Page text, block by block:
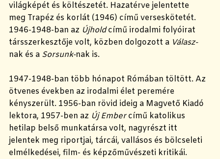
világképét és költészetét. Hazatérve jelentette
meg Trapéz és korlát (1946) című verseskötetét.
1946-1948-ban az Újholdcímű irodalmi folyóirat
társszerkesztője volt, közben dolgozott a Válasz-
nak és a Sorsunk-nak is.
1947-1948-ban több hónapot Rómában töltött. Az
ötvenes években az irodalmi élet peremére
kényszerült. 1956-ban rövid ideig a Magvető Kiadó
lektora, 1957-ben az Új Embercímű katolikus
hetilap belső munkatársa volt, nagyrészt itt
jelentek meg riportjai, tárcái, vallásos és bölcseleti
elmélkedései, film- és képzőművészeti kritikái.